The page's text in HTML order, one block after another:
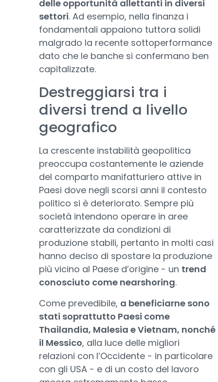
delle opportunità allettanti in diversi
settori. Ad esempio, nella finanza i
fondamentali appaiono tuttora solidi
malgrado la recente sottoperformance
dato che le banche si confermano ben
capitalizzate.
Destreggiarsi tra i
diversi trend a livello
geografico
La crescente instabilità geopolitica
preoccupa costantemente le aziende
del comparto manifatturiero attive in
Paesi dove negli scorsi anni il contesto
politico si è deteriorato. Sempre più
società intendono operare in aree
caratterizzate da condizioni di
produzione stabili, pertanto in molti casi
hanno deciso di spostare la produzione
più vicino al Paese d’origine - un trend
conosciuto come nearshoring.
Come prevedibile, a beneficiarne sono
stati soprattutto Paesi come
Thailandia, Malesia e Vietnam, nonché
il Messico, alla luce delle migliori
relazioni con l’Occidente - in particolare
con gli USA - e di un costo del lavoro